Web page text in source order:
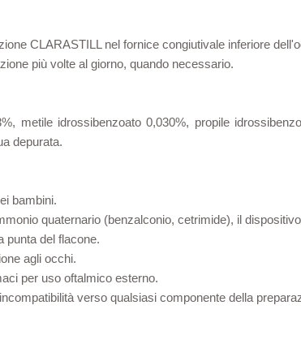
CLARASTILL nel fornice congiutivale inferiore
più volte al giorno, quando necessario.
metile idrossibenzoato 0,030%, propile
depurata.
bambini.
quaternario (benzalconio, cetrimide), il
punta del flacone.
agli occhi.
per uso oftalmico esterno.
verso qualsiasi componente della